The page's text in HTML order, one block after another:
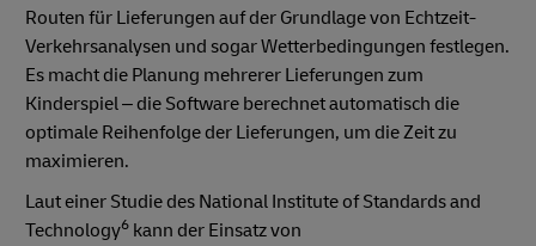
Routen für Lieferungen auf der Grundlage von Echtzeit-
Verkehrsanalysen und sogar Wetterbedingungen festlegen.
Es macht die Planung mehrerer Lieferungen zum
Kinderspiel – die Software berechnet automatisch die
optimale Reihenfolge der Lieferungen, um die Zeit zu
maximieren.
Laut einer Studie des National Institute of Standards and
Technology6 kann der Einsatz von